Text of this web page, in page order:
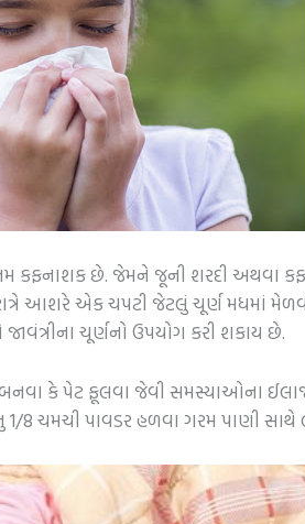
કફનાશક છે. જેમને જૂની શરદી અથવા
આશરે એક ચપટી જેટલું ચૂર્ણ મધમાં
ચૂર્ણનો ઉપયોગ કરી શકાય છે.
બનવા કે પેટ ફૂલવા જેવી સમસ્યાઓના
8 ચમચી પાવડર હળવા ગરમ પાણી